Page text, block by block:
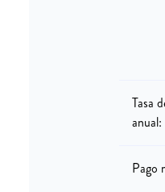
Tasa
anual:
Pago